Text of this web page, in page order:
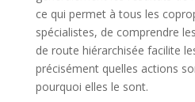
ce qui permet à tous les
spécialistes, de comprendre
de route hiérarchisée facilite
précisément quelles actions
pourquoi elles le sont.